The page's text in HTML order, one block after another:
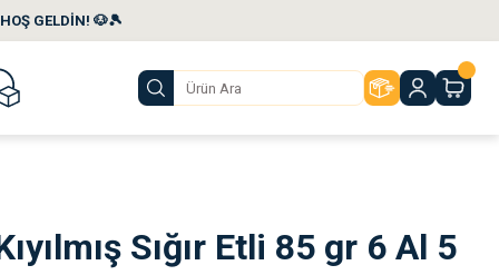
GELDİN! 🐶🎾
Sığır Etli 85 gr 6 Al 5